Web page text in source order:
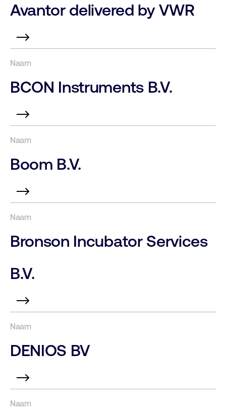
Avantor delivered by VWR
BCON Instruments B.V.
Boom B.V.
Bronson Incubator Services
B.V.
DENIOS BV